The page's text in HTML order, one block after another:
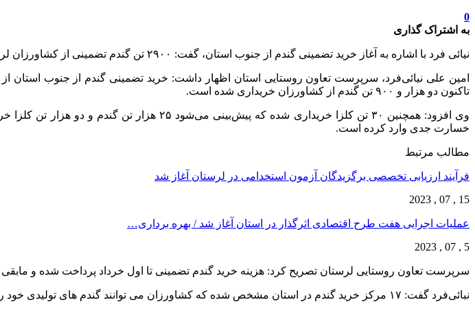
0
به اشتراک گذاری
نیائی فرد با اشاره به آغاز خرید تضمینی گندم از جنوب استان، گفت: ۲۹۰۰ تن گندم تضمینی از کشاورزان لرستان خریداری شد.
امین علی نیائی‌فرد، سرپرست تعاون روستایی استان اظهار داشت: خرید تضمینی گندم از جنوب استان
تاکنون دو هزار و ۹۰۰ تن گندم از کشاورزان خریداری شده است.
وی افزود: همچنین ۳۰ تن کلزا خریداری شده که
خسارت جدی وارد کرده است.
مطالب مرتبط
فرآیند ارزیابی تخصصی برگزیدگان آزمون استخدامی در لرستان آغاز شد
15 , 07 , 2023
عملیات اجرایی هفت طرح اقتصادی اثرگذار در استان آغاز شد / بهره برداری…
5 , 07 , 2023
سرپرست تعاون روستایی لرستان تصریح کرد: هزینه خرید گندم تضمینی تا اول خرداد پرداخت شده و
نبائی‌فرد گفت: ۱۷ مرکز خرید گندم در استان مشخص شده که کشاورزان می توانند گندم های تولیدی خود را به این مراکز تحویل دهند.